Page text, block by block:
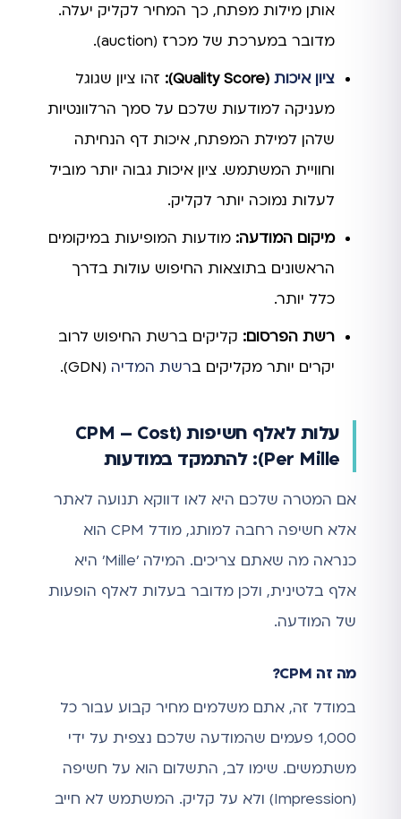
אותן מילות מפתח, כך המחיר לקליק יעלה.
מדובר במערכת של מכרז (auction).
ציון איכות (Quality Score):
זהו ציון שגוגל
מעניקה למודעות שלכם על סמך הרלוונטיות
שלהן למילת המפתח, איכות דף הנחיתה
וחוויית המשתמש. ציון איכות גבוה יותר מוביל
לעלות נמוכה יותר לקליק.
מיקום המודעה: מודעות המופיעות במיקומים
הראשונים בתוצאות החיפוש עולות בדרך
כלל יותר.
רשת הפרסום: קליקים ברשת החיפוש לרוב
יקרים יותר מקליקים ברשת המדיה (GDN).
עלות לאלף חשיפות (CPM – Cost
Per Mille): להתמקד במודעות
אם המטרה שלכם היא לאו דווקא תנועה לאתר
אלא חשיפה רחבה למותג, מודל CPM הוא
כנראה מה שאתם צריכים. המילה 'Mille' היא
אלף בלטינית, ולכן מדובר בעלות לאלף הופעות
של המודעה.
מה זה CPM?
במודל זה, אתם משלמים מחיר קבוע עבור כל
1,000 פעמים שהמודעה שלכם נצפית על ידי
משתמשים. שימו לב, התשלום הוא על חשיפה
(Impression) ולא על קליק. המשתמש לא חייב